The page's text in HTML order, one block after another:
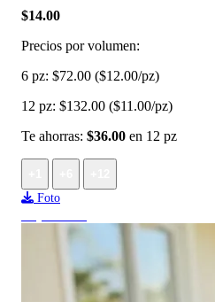
$14.00
Precios por volumen:
6 pz: $72.00 ($12.00/pz)
12 pz: $132.00 ($11.00/pz)
Te ahorras: $36.00 en 12 pz
Foto